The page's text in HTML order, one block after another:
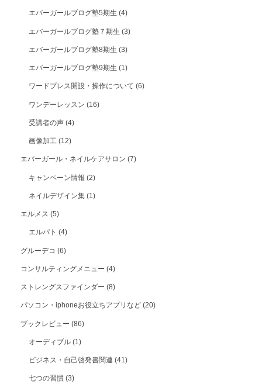
エバーガールブログ塾5期生(4)
エバーガールブログ塾７期生(3)
エバーガールブログ塾8期生(3)
エバーガールブログ塾9期生(1)
ワードプレス開設・操作について(6)
ワンデーレッスン(16)
受講者の声(4)
画像加工(12)
エバーガール・ネイルケアサロン(7)
キャンペーン情報(2)
ネイルデザイン集(1)
エルメス(5)
エルパト(4)
グルーデコ(6)
コンサルティングメニュー(4)
ストレングスファインダー(8)
パソコン・iphoneお役立ちアプリなど(20)
ブックレビュー(86)
オーディブル(1)
ビジネス・自己啓発書関連(41)
七つの習慣(3)